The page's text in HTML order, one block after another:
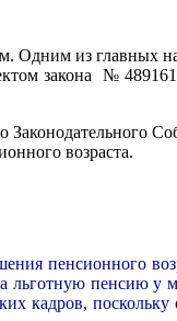
Одним из главных
закона №
Законодательного
возраста.
пенсионного
льготную пенсию у
кадров,